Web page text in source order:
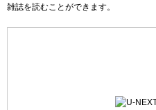
雑誌を読むことができます。